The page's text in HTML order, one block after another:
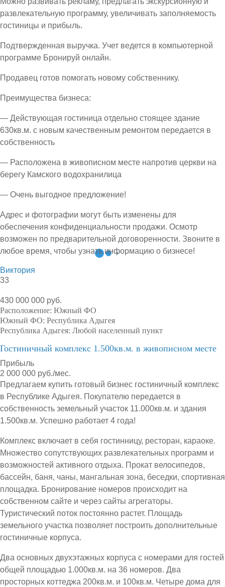
развлекательную программу, увеличивать заполняемость
гостиницы и прибыль.
Подтвержденная выручка. Учет ведется в компьютерной
программе Бронируй онлайн.
Продавец готов помогать новому собственнику.
Преимущества бизнеса:
— Действующая гостиница отдельно стоящее здание
630кв.м. с новым качественным ремонтом передается в
собственность
— Расположена в живописном месте напротив церкви на
берегу Камского водохранилица
— Очень выгодное предложение!
Адрес и фотографии могут быть изменены для
обеспечения конфиденциальности продажи. Осмотр
возможен по предварительной договоренности. Звоните в
любое время, чтобы узнать информацию о бизнесе!
Виктория
33
430 000 000 руб.
Расположение: Южный ФО
Южный ФО: Республика Адыгея
Республика Адыгея: Любой населенный пункт
Гостиничный комплекс 1.500кв.м. в живописном месте
Прибыль
2 000 000 руб./мес.
Предлагаем купить готовый бизнес гостиничный комплекс
в Республике Адыгея. Покупателю передается в
собственность земельный участок 11.000кв.м. и здания
1.500кв.м. Успешно работает 4 года!
Комплекс включает в себя гостинницу, ресторан, караоке.
Множество сопутствующих развлекательных программ и
возможностей активного отдыха. Прокат велосипедов,
бассейн, баня, чаны, мангальная зона, беседки, спортивная
площадка. Бронирование номеров происходит на
собственном сайте и через сайты агрегаторы.
Туристический поток постоянно растет. Площадь
земельного участка позволяет построить дополнительные
гостиничные корпуса.
Два основных двухэтажных корпуса с номерами для гостей
общей площадью 1.000кв.м. на 36 номеров. Два
просторных коттеджа 200кв.м. и 100кв.м. Четыре дома для